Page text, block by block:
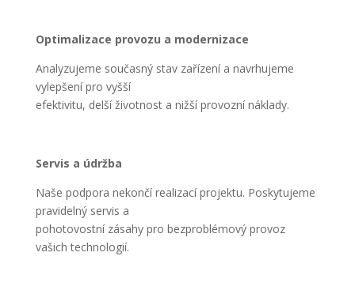
Optimalizace provozu a modernizace
Analyzujeme současný stav zařízení a navrhujeme
vylepšení pro vyšší
efektivitu, delší životnost a nižší provozní náklady.
Servis a údržba
Naše podpora nekončí realizací projektu. Poskytujeme
pravidelný servis a
pohotovostní zásahy pro bezproblémový provoz
vašich technologií.